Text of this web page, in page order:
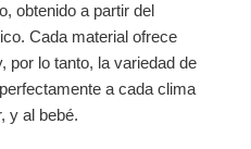
obtenido a partir del
Cada material ofrece
por lo tanto, la variedad de
a cada clima
y al bebé.